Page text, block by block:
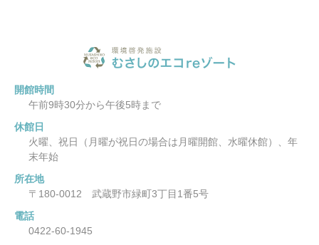
開館時間
午前9時30分から午後5時まで
休館日
火曜、祝日（月曜が祝日の場合は月曜開館、水曜休館）、年
末年始
所在地
〒180-0012 武蔵野市緑町3丁目1番5号
電話
0422-60-1945